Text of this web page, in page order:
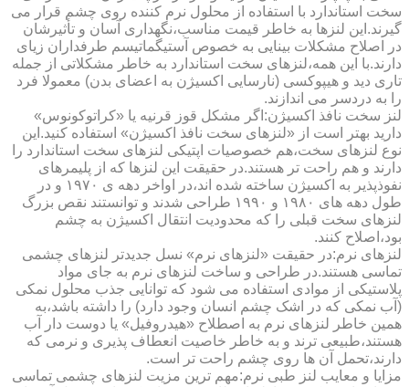
سخت استاندارد با استفاده از محلول نرم کننده روی چشم قرار می
گیرند.این لنزها به خاطر قیمت مناسب،نگهداری آسان و تأثیرشان
در اصلاح مشکلات بینایی به خصوص آستیگماتیسم طرفداران زیای
دارند.با این همه،لنزهای سخت استاندارد به خاطر مشکلاتی از جمله
تاری دید و هیپوکسی (نارسایی اکسیژن به اعضای بدن) معمولا فرد
را به دردسر می اندازند.
لنز سخت نافذ اکسیژن:اگر مشکل قوز قرنیه یا «کراتوکونوس»
دارید بهتر است از «لنزهای سخت نافذ اکسیژن» استفاده کنید.این
نوع لنزهای سخت،هم خصوصیات اپتیکی لنزهای سخت استاندارد را
دارند و هم راحت تر هستند.در حقیقت این لنزها که از پلیمرهای
نفوذپذیر به اکسیژن ساخته شده اند،در اواخر دهه ی ۱۹۷۰ و در
طول دهه های ۱۹۸۰ و ۱۹۹۰ طراحی شدند و توانستند نقص بزرگ
لنزهای سخت قبلی را که محدودیت انتقال اکسیژن به چشم
بود،اصلاح کنند.
لنزهای نرم:در حقیقت «لنزهای نرم» نسل جدیدتر لنزهای چشمی
تماسی هستند.در طراحی و ساخت لنزهای نرم به جای مواد
پلاستیکی از موادی استفاده می شود که توانایی جذب محلول نمکی
(آب نمکی که در اشک چشم انسان وجود دارد) را داشته باشد،به
همین خاطر لنزهای نرم به اصطلاح «هیدروفیل» یا دوست دار آب
هستند،طبیعی ترند و به خاطر خاصیت انعطاف پذیری و نرمی که
دارند،تحمل آن ها روی چشم راحت تر است.
مزایا و معایب لنز طبی نرم:مهم ترین مزیت لنزهای چشمی تماسی